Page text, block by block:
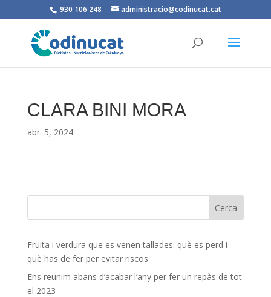
930 106 248 administracio@codinucat.cat
CLARA BINI MORA
abr. 5, 2024
Fruita i verdura que es venen tallades: què es perd i
què has de fer per evitar riscos
Ens reunim abans d’acabar l’any per fer un repàs de tot
el 2023